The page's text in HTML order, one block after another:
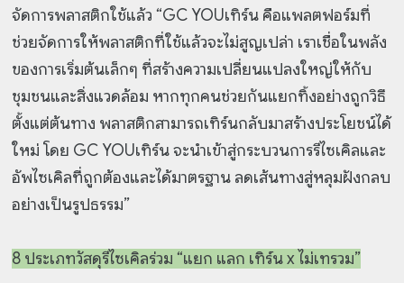
จัดการพลาสติกใช้แล้ว “GC YOUเทิร์น คือแพลตฟอร์มที่
ช่วยจัดการให้พลาสติกที่ใช้แล้วจะไม่สูญเปล่า เราเชื่อในพลัง
ของการเริ่มต้นเล็กๆ ที่สร้างความเปลี่ยนแปลงใหญ่ให้กับ
ชุมชนและสิ่งแวดล้อม หากทุกคนช่วยกันแยกทิ้งอย่างถูกวิธี
ตั้งแต่ต้นทาง พลาสติกสามารถเทิร์นกลับมาสร้างประโยชน์ได้
ใหม่ โดย GC YOUเทิร์น จะนำเข้าสู่กระบวนการรีไซเคิลและ
อัพไซเคิลที่ถูกต้องและได้มาตรฐาน ลดเส้นทางสู่หลุมฝังกลบ
อย่างเป็นรูปธรรม”
8 ประเภทวัสดุรีไซเคิลร่วม “แยก แลก เทิร์น x ไม่เทรวม”